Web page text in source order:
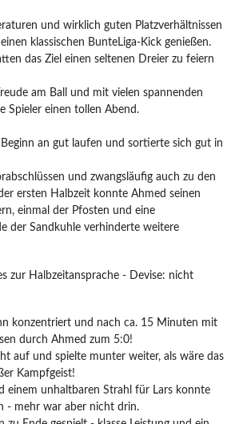
und wirklich guten Platzverhältnissen
klassischen BunteLiga-Kick genießen.
das Ziel einen seltenen Dreier zu feiern
am Ball und mit vielen spannenden
Spieler einen tollen Abend.
an gut laufen und sortierte sich gut in
und zwangsläufig auch zu den
ersten Halbzeit konnte Ahmed seinen
einmal der Pfosten und eine
der Sandkuhle verhinderte weitere
zur Halbzeitansprache - Devise: nicht
konzentriert und nach ca. 15 Minuten mit
durch Ahmed zum 5:0!
auf und spielte munter weiter, als wäre das
Kampfgeist!
einem unhaltbaren Strahl für Lars konnte
- mehr war aber nicht drin.